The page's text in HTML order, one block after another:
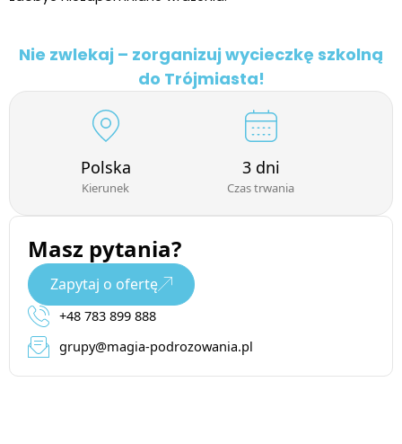
Nie zwlekaj – zorganizuj wycieczkę szkolną
do Trójmiasta!
Polska
Kierunek
3 dni
Czas trwania
Masz pytania?
Zapytaj o ofertę
+48 783 899 888
grupy@magia-podrozowania.pl